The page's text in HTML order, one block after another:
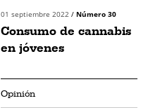
01 septiembre 2022 / Número 30
Consumo de cannabis
en jóvenes
Opinión